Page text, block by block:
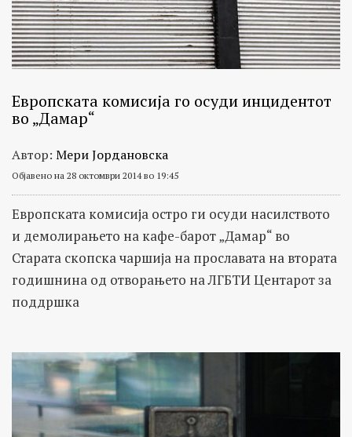
Европската комисија го осуди инцидентот
во „Дамар“
Автор: Мери Јордановска
Објавено на 28 октомври 2014 во 19:45
Европската комисија остро ги осуди насилството
и демолирањето на кафе-барот „Дамар“ во
Старата скопска чаршија на прославата на втората
годишнина од отворањето на ЛГБТИ Центарот за
поддршка